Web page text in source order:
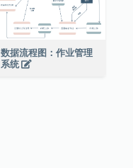
数据流程图：作业管理
系统